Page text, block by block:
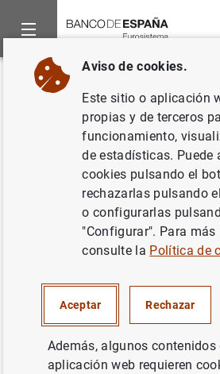
Inicio Noticias y eventos
Volver
Avance de la
(noviembre de
Difusión de los datos estimados de
Información
Aviso de cookies.
Este sitio o aplicación
propias y de terceros
funcionamiento,
de estadísticas. Puede
cookies pulsando el
rechazarlas pulsando
o configurarlas
"Configurar". Para
consulte la Política de
Aceptar Rechazar
Además, algunos
aplicación web requieren